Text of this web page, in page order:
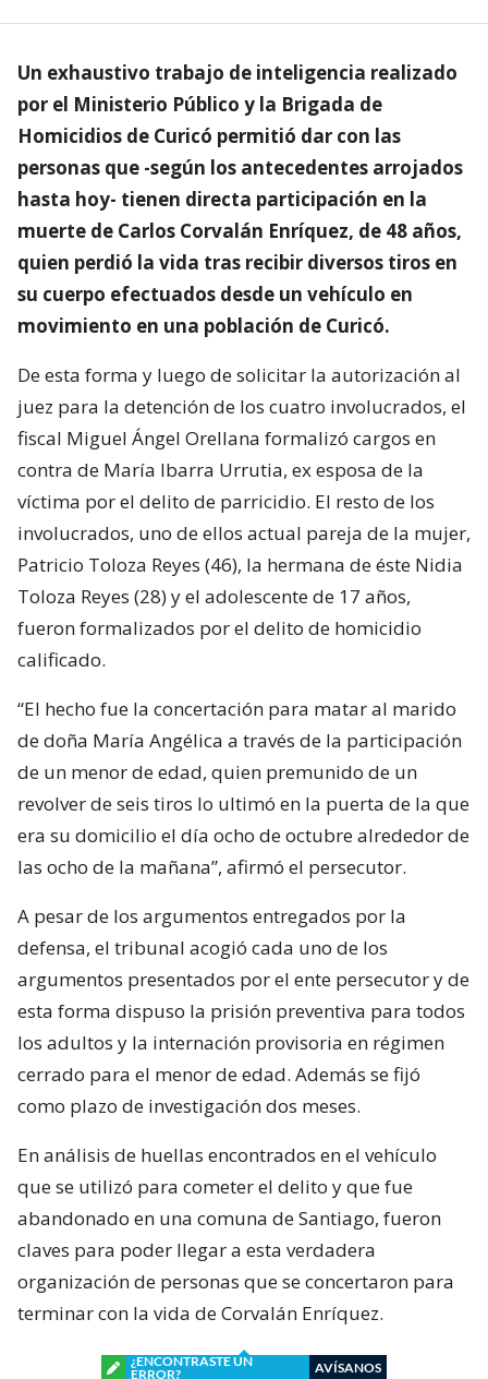
Un exhaustivo trabajo de inteligencia realizado
por el Ministerio Público y la Brigada de
Homicidios de Curicó permitió dar con las
personas que -según los antecedentes arrojados
hasta hoy- tienen directa participación en la
muerte de Carlos Corvalán Enríquez, de 48 años,
quien perdió la vida tras recibir diversos tiros en
su cuerpo efectuados desde un vehículo en
movimiento en una población de Curicó.
De esta forma y luego de solicitar la autorización al
juez para la detención de los cuatro involucrados, el
fiscal Miguel Ángel Orellana formalizó cargos en
contra de María Ibarra Urrutia, ex esposa de la
víctima por el delito de parricidio. El resto de los
involucrados, uno de ellos actual pareja de la mujer,
Patricio Toloza Reyes (46), la hermana de éste Nidia
Toloza Reyes (28) y el adolescente de 17 años,
fueron formalizados por el delito de homicidio
calificado.
“El hecho fue la concertación para matar al marido
de doña María Angélica a través de la participación
de un menor de edad, quien premunido de un
revolver de seis tiros lo ultimó en la puerta de la que
era su domicilio el día ocho de octubre alrededor de
las ocho de la mañana”, afirmó el persecutor.
A pesar de los argumentos entregados por la
defensa, el tribunal acogió cada uno de los
argumentos presentados por el ente persecutor y de
esta forma dispuso la prisión preventiva para todos
los adultos y la internación provisoria en régimen
cerrado para el menor de edad. Además se fijó
como plazo de investigación dos meses.
En análisis de huellas encontrados en el vehículo
que se utilizó para cometer el delito y que fue
abandonado en una comuna de Santiago, fueron
claves para poder llegar a esta verdadera
organización de personas que se concertaron para
terminar con la vida de Corvalán Enríquez.
¿ENCONTRASTE UN
ERROR?
AVÍSANOS